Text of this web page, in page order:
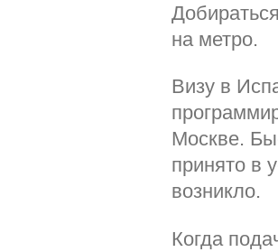
на метро.
Визу в
Москве.
принято в
возникло.
Когда